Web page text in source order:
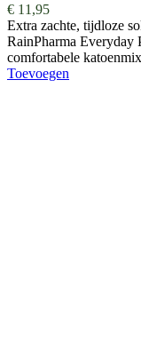
€ 11,95
Extra zachte, tijdloze
RainPharma Everyday
comfortabele
Toevoegen